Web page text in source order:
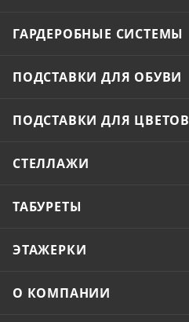
ГАРДЕРОБНЫЕ СИСТЕМЫ
ПОДСТАВКИ ДЛЯ ОБУВИ
ПОДСТАВКИ ДЛЯ ЦВЕТОВ
СТЕЛЛАЖИ
ТАБУРЕТЫ
ЭТАЖЕРКИ
О КОМПАНИИ